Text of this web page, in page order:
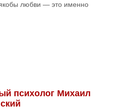
любви — это именно
психолог Михаил